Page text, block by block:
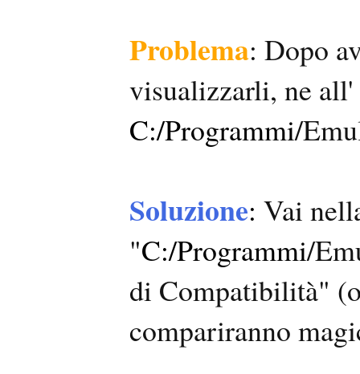
Problema: Dopo
visualizzarli, ne
C:/Programmi/
Soluzione: Vai
"C:/Programmi/
di Compatibilità"
compariranno